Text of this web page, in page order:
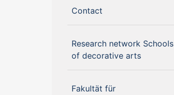
Contact
Research network Schools
of decorative arts(current)
Fakultät für